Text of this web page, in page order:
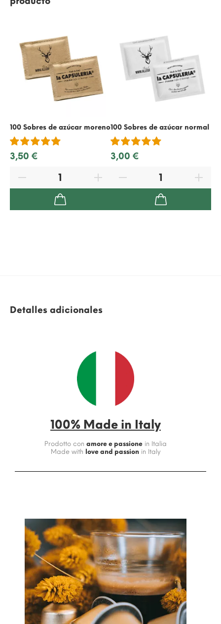
100 Sobres de azúcar moreno
3,50 €
100 Sobres de azúcar normal
3,00 €
Detalles adicionales
100% Made in Italy
Prodotto con amore e passione in Italia
Made with love and passionin Italy